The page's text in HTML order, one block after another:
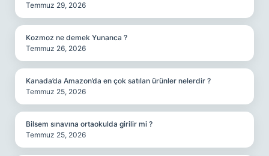
Temmuz 29, 2026
Kozmoz ne demek Yunanca ?
Temmuz 26, 2026
Kanada’da Amazon’da en çok satılan ürünler nelerdir ?
Temmuz 25, 2026
Bilsem sınavına ortaokulda girilir mi ?
Temmuz 25, 2026